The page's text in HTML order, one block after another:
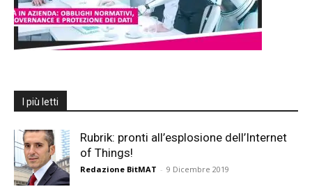
I più letti
Rubrik: pronti all’esplosione dell’Internet
of Things!
Redazione BitMAT - 9 Dicembre 2019